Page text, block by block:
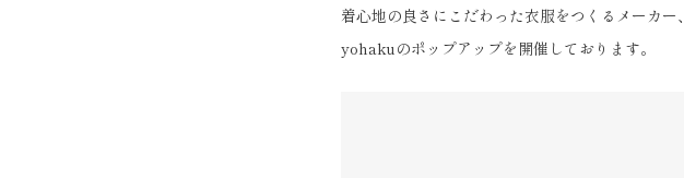
着心地の良さにこだわった衣服をつくるメーカー、
yohakuのポップアップを開催しております。